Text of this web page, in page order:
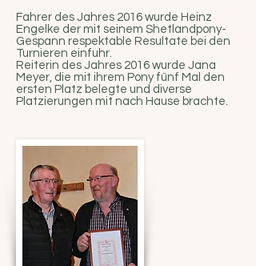
Fahrer des Jahres 2016 wurde Heinz
Engelke der mit seinem Shetlandpony-
Gespann respektable Resultate bei den
Turnieren einfuhr.
Reiterin des Jahres 2016 wurde Jana
Meyer, die mit ihrem Pony fünf Mal den
ersten Platz belegte und diverse
Platzierungen mit nach Hause brachte.